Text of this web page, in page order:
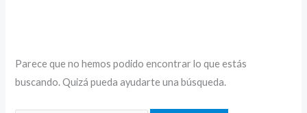
Parece que no hemos podido encontrar lo que estás
buscando. Quizá pueda ayudarte una búsqueda.